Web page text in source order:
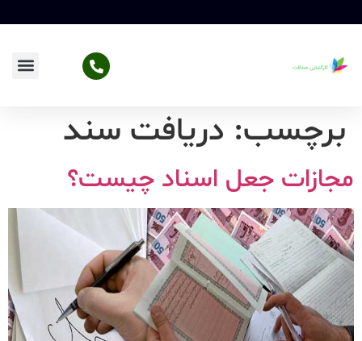
برچسب: دریافت سند
مجازات جعل اسناد چیست؟